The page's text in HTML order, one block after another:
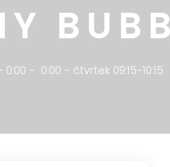
0:00 - 0:00 - čtvrtek 09:15-10:15